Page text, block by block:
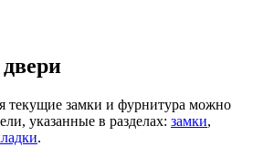
текущие замки и фурнитура можно
указанные в разделах: замки,
.